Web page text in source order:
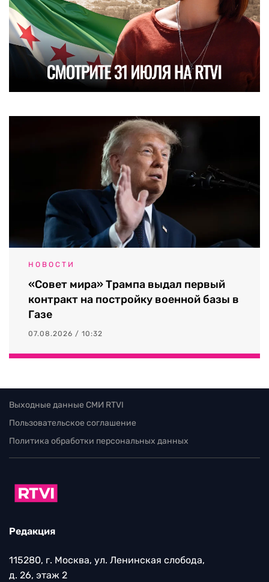
НОВОСТИ
«Совет мира» Трампа выдал первый
контракт на постройку военной базы в
Газе
07.08.2026 / 10:32
Выходные данные СМИ RTVI
Пользовательское соглашение
Политика обработки персональных данных
Редакция
115280, г. Москва, ул. Ленинская слобода,
д. 26, этаж 2